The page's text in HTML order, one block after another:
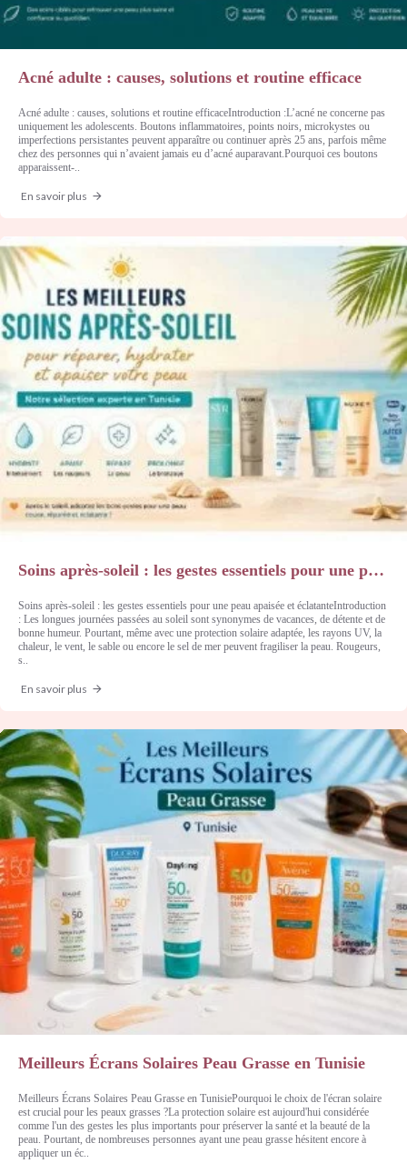
Acné adulte : causes, solutions et routine efficace
Acné adulte : causes, solutions et routine efficaceIntroduction :L’acné ne concerne pas
uniquement les adolescents. Boutons inflammatoires, points noirs, microkystes ou
imperfections persistantes peuvent apparaître ou continuer après 25 ans, parfois même
chez des personnes qui n’avaient jamais eu d’acné auparavant.Pourquoi ces boutons
apparaissent-..
En savoir plus
Soins après-soleil : les gestes essentiels pour une peau apaisée et éclatante
Soins après-soleil : les gestes essentiels pour une peau apaisée et éclatanteIntroduction
: Les longues journées passées au soleil sont synonymes de vacances, de détente et de
bonne humeur. Pourtant, même avec une protection solaire adaptée, les rayons UV, la
chaleur, le vent, le sable ou encore le sel de mer peuvent fragiliser la peau. Rougeurs,
s..
En savoir plus
Meilleurs Écrans Solaires Peau Grasse en Tunisie
Meilleurs Écrans Solaires Peau Grasse en TunisiePourquoi le choix de l'écran solaire
est crucial pour les peaux grasses ?La protection solaire est aujourd'hui considérée
comme l'un des gestes les plus importants pour préserver la santé et la beauté de la
peau. Pourtant, de nombreuses personnes ayant une peau grasse hésitent encore à
appliquer un éc..